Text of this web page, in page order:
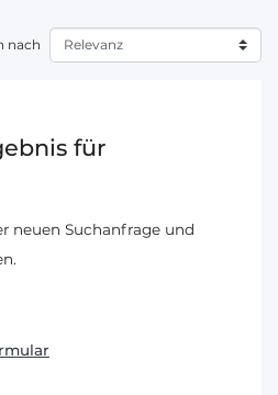
nach
für
neuen Suchanfrage und